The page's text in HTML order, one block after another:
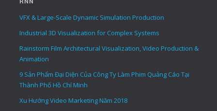
VFX & Large-Scale Dynamic Simulation Production
Industrial 3D Visualization for Complex Systems
Rainstorm Film Architectural Visualization, Video Production &
Animation
9 Sản Phẩm Đại Diện Của Công Ty Làm Phim Quảng Cáo Tại
Thành Phố Hồ Chí Minh
Xu Hướng Video Marketing Năm 2018